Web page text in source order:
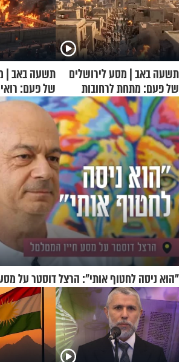
תשעה באב | מסע לירושלים
של פעם: מתחת לרחובות
ירושלים
תשעה באב |
של פעם:
"הוא ניסה לחטוף אותי": הרצל דוסטר על